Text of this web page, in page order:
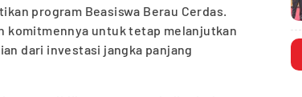
program Beasiswa Berau Cerdas.
komitmennya untuk tetap melanjutkan
dari investasi jangka panjang